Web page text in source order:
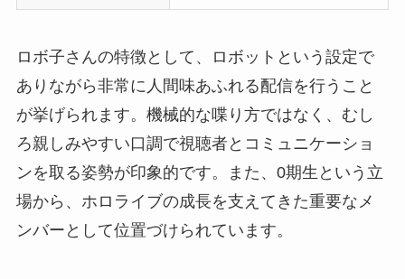
ロボ子さんの特徴として、ロボットという設定で
ありながら非常に人間味あふれる配信を行うこと
が挙げられます。機械的な喋り方ではなく、むし
ろ親しみやすい口調で視聴者とコミュニケーショ
ンを取る姿勢が印象的です。また、0期生という立
場から、ホロライブの成長を支えてきた重要なメ
ンバーとして位置づけられています。